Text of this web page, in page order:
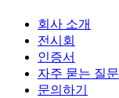
회사 소개
전시회
인증서
자주 묻는 질문
문의하기